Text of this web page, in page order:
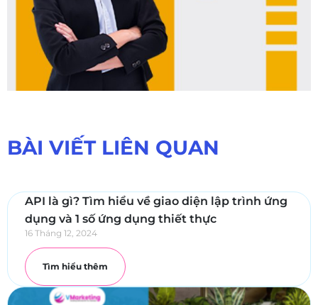
BÀI VIẾT LIÊN QUAN
API là gì? Tìm hiểu về giao diện lập trình ứng
dụng và 1 số ứng dụng thiết thực
16 Tháng 12, 2024
Tìm hiểu thêm